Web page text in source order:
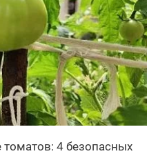
томатов: 4 безопасных